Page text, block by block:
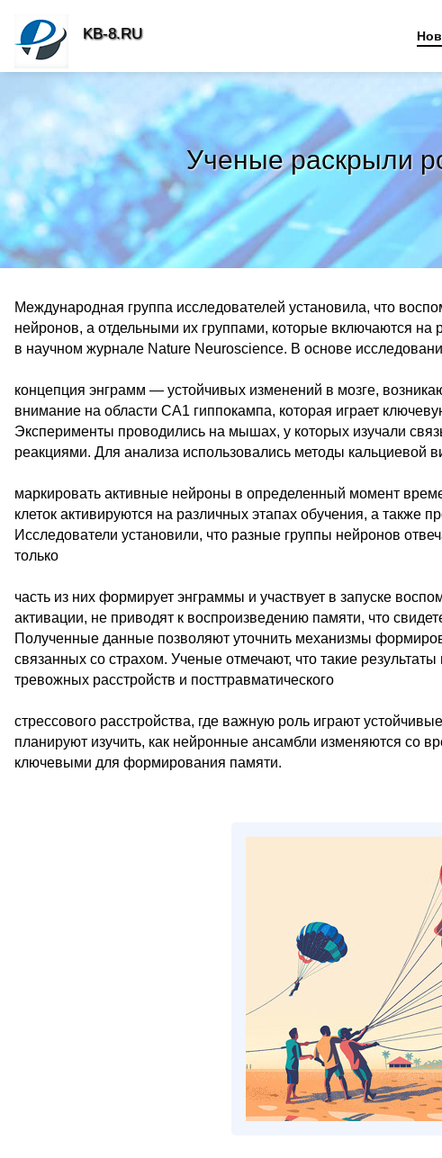
Ученые раскрыли
Международная группа исследователей установила, что
нейронов, а отдельными их группами, которые включаются на
в научном журнале Nature Neuroscience. В основе
концепция энграмм — устойчивых изменений в мозге,
внимание на области CA1 гиппокампа, которая играет
Эксперименты проводились на мышах, у которых изучали
реакциями. Для анализа использовались методы кальциевой
маркировать активные нейроны в определенный момент
клеток активируются на различных этапах обучения, а также
Исследователи установили, что разные группы нейронов
только
часть из них формирует энграммы и участвует в запуске
активации, не приводят к воспроизведению памяти, что
Полученные данные позволяют уточнить механизмы
связанных со страхом. Ученые отмечают, что такие
тревожных расстройств и посттравматического
стрессового расстройства, где важную роль играют
планируют изучить, как нейронные ансамбли изменяются со
ключевыми для формирования памяти.
KB-8.RU